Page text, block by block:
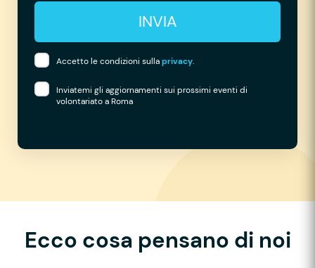
INVIA
Accetto le condizioni sullaprivacy.
Inviatemi gli aggiornamenti sui prossimi eventi di
volontariato a Roma
Ecco cosa pensano di noi